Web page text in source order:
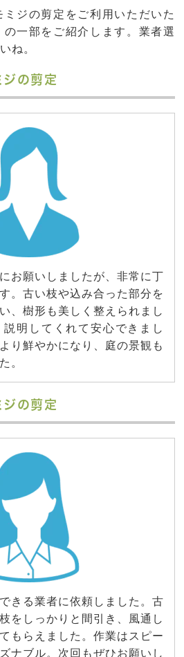
ジの剪定をご利用いただいた
一部をご紹介します。業者選
ね。
の剪定
お願いしましたが、非常に丁
。古い枝や込み合った部分を
、樹形も美しく整えられまし
明してくれて安心できまし
り鮮やかになり、庭の景観も
。
の剪定
きる業者に依頼しました。古
をしっかりと間引き、風通し
もらえました。作業はスピー
ナブル。次回もぜひお願いし